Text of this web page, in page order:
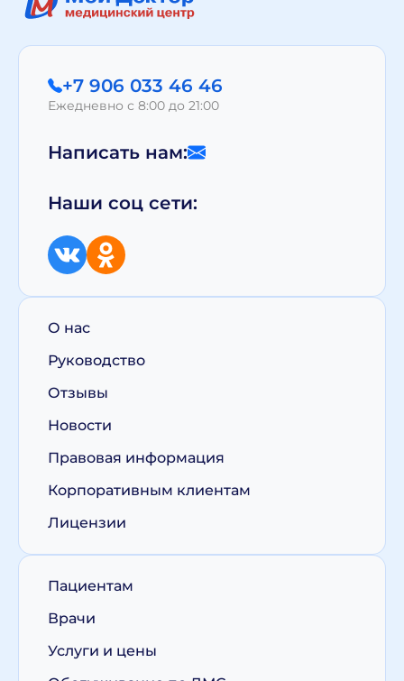
+7 906 033 46 46
Ежедневно с 8:00 до 21:00
Написать нам:
Наши соц сети:
О нас
Руководство
Отзывы
Новости
Правовая информация
Корпоративным клиентам
Лицензии
Пациентам
Врачи
Услуги и цены